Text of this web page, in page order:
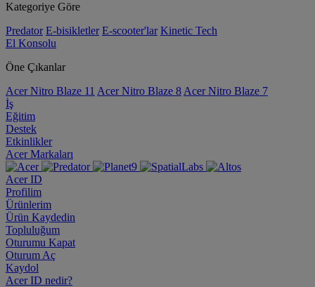
Kategoriye Göre
Predator E-bisikletler E-scooter'lar Kinetic Tech
El Konsolu
Öne Çıkanlar
Acer Nitro Blaze 11 Acer Nitro Blaze 8 Acer Nitro Blaze 7
İş
Eğitim
Destek
Etkinlikler
Acer Markaları
Acer ID
Profilim
Ürünlerim
Ürün Kaydedin
Topluluğum
Oturumu Kapat
Oturum Aç
Kaydol
Acer ID nedir?